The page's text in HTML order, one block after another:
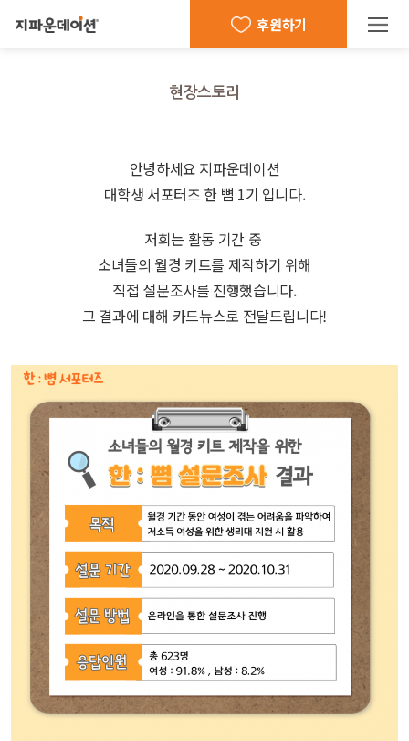
후원하기
현장스토리
안녕하세요 지파운데이션
대학생 서포터즈 한 뼘 1기 입니다.
저희는 활동 기간 중
소녀들의 월경 키트를 제작하기 위해
직접 설문조사를 진행했습니다.
그 결과에 대해 카드뉴스로 전달드립니다!